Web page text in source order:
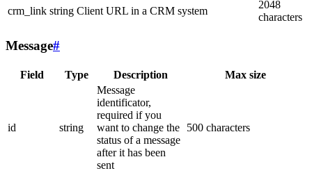
crm_link string Client URL in a CRM system
2048
characters
Message#
Field Type Description Max size
id string
Message
identificator,
required if you
want to change the
status of a message
after it has been
sent
500 characters